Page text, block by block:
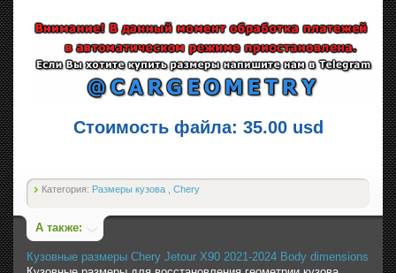
Стоимость файла: 35.00 usd
Категория: Размеры кузова Chery
А также:
Кузовные размеры Chery Jetour X90 2021-2024 Body dimensions